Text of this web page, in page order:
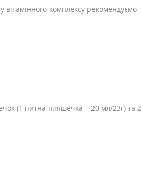
комплексу рекомендуємо
(1 питна пляшечка – 20 мл/23г) та